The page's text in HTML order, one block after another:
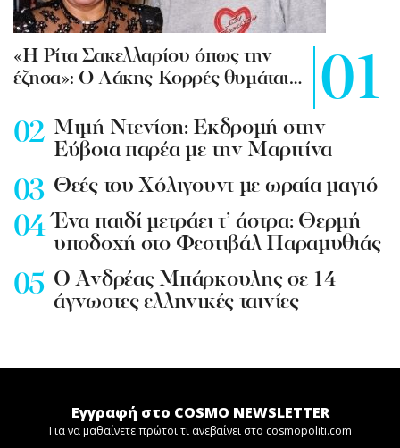
«Η Ρίτα Σακελλαρίου όπως την
έζησα»: Ο Λάκης Κορρές θυμάται…
Mιμή Ντενίση: Εκδρομή στην
Εύβοια παρέα με την Μαριτίνα
Θεές του Χόλιγουντ με ωραία μαγιό
Ένα παιδί μετράει τ’ άστρα: Θερμή
υποδοχή στο Φεστιβάλ Παραμυθιάς
Ο Ανδρέας Μπάρκουλης σε 14
άγνωστες ελληνικές ταινίες
Εγγραφή στο COSMO NEWSLETTER
Για να μαθαίνετε πρώτοι τι ανεβαίνει στο cosmopoliti.com